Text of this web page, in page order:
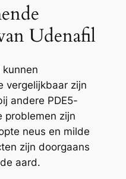
Udenafil
vergelijkbaar zijn
andere PDE5-
problemen zijn
neus en milde
zijn doorgaans
aard.